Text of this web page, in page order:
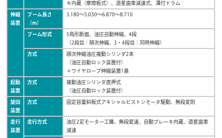
キ内蔵（摩擦板式）、遊星歯車減速式、溝付ドラム
伸縮
装置
ブーム長さ
（m）
3.180～5.030～6.870～8.710
ブーム形式
5角形断面、油圧自動伸縮、4段
（2段目：順次伸縮、3・4段目：同時伸縮）
方式
順次伸縮油圧複動シリンダ2本
（油圧自動ロック装置付）
＋ワイヤロープ伸縮装置1基
起動
装置
方式
複動油圧シリンダ直押式
（油圧自動ロック装置付）
旋回
装置
方式 固定容量斜板式アキシャルピストンモータ駆動、無段変則
走行
装置
走行方式
油圧2足モーター工藤、無段変速、自動ブレーキ内蔵、遊星歯車
減速